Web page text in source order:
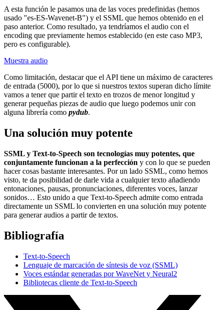
A esta función le pasamos una de las voces predefinidas (hemos
usado "es-ES-Wavenet-B") y el SSML que hemos obtenido en el
paso anterior. Como resultado, ya tendríamos el audio con el
encoding que previamente hemos establecido (en este caso MP3,
pero es configurable).
Muestra audio
Como limitación, destacar que el API tiene un máximo de caracteres
de entrada (5000), por lo que si nuestros textos superan dicho límite
vamos a tener que partir el texto en trozos de menor longitud y
generar pequeñas piezas de audio que luego podemos unir con
alguna librería como pydub.
Una solución muy potente
SSML y Text-to-Speech son tecnologías muy potentes, que
conjuntamente funcionan a la perfección y con lo que se pueden
hacer cosas bastante interesantes. Por un lado SSML, como hemos
visto, te da posibilidad de darle vida a cualquier texto añadiendo
entonaciones, pausas, pronunciaciones, diferentes voces, lanzar
sonidos… Esto unido a que Text-to-Speech admite como entrada
directamente un SSML lo convierten en una solución muy potente
para generar audios a partir de textos.
Bibliografía
Text‑to‑Speech
Lenguaje de marcación de síntesis de voz (SSML)
Voces estándar generadas por WaveNet y Neural2
Bibliotecas cliente de Text-to-Speech